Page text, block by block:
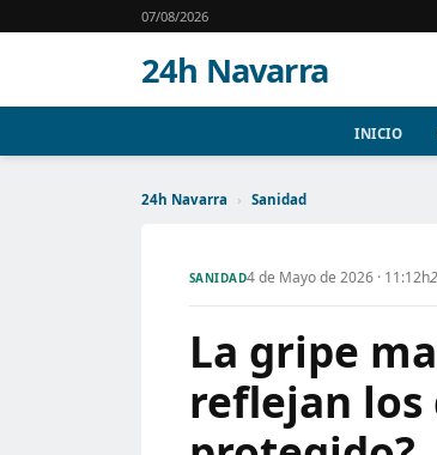
07/08/2026
24h Navarra
INICIO
24h Navarra › Sanidad
SANIDAD4 de Mayo de 2026 · 11:12h
La gripe
reflejan los